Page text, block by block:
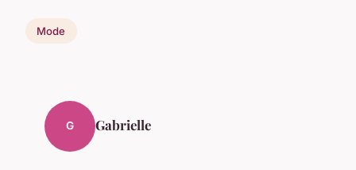
Mode
G Gabrielle